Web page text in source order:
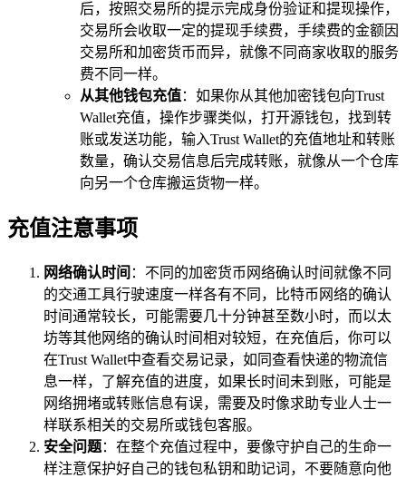
后，按照交易所的提示完成身份验证和提现操作，
交易所会收取一定的提现手续费，手续费的金额因
交易所和加密货币而异，就像不同商家收取的服务
费不同一样。
从其他钱包充值：如果你从其他加密钱包向Trust
Wallet充值，操作步骤类似，打开源钱包，找到转
账或发送功能，输入Trust Wallet的充值地址和转账
数量，确认交易信息后完成转账，就像从一个仓库
向另一个仓库搬运货物一样。
充值注意事项
网络确认时间 ：不同的加密货币网络确认时间就像不同
的交通工具行驶速度一样各有不同，比特币网络的确认
时间通常较长，可能需要几十分钟甚至数小时，而以太
坊等其他网络的确认时间相对较短，在充值后，你可以
在Trust Wallet中查看交易记录，如同查看快递的物流信
息一样，了解充值的进度，如果长时间未到账，可能是
网络拥堵或转账信息有误，需要及时像求助专业人士一
样联系相关的交易所或钱包客服。
安全问题：在整个充值过程中，要像守护自己的生命一
样注意保护好自己的钱包私钥和助记词，不要随意向他